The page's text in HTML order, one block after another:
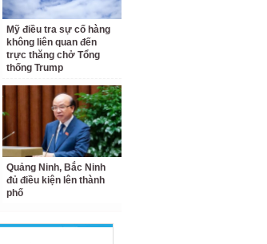
Mỹ điều tra sự cố hàng
không liên quan đến
trực thăng chở Tổng
thống Trump
Quảng Ninh, Bắc Ninh
đủ điều kiện lên thành
phố